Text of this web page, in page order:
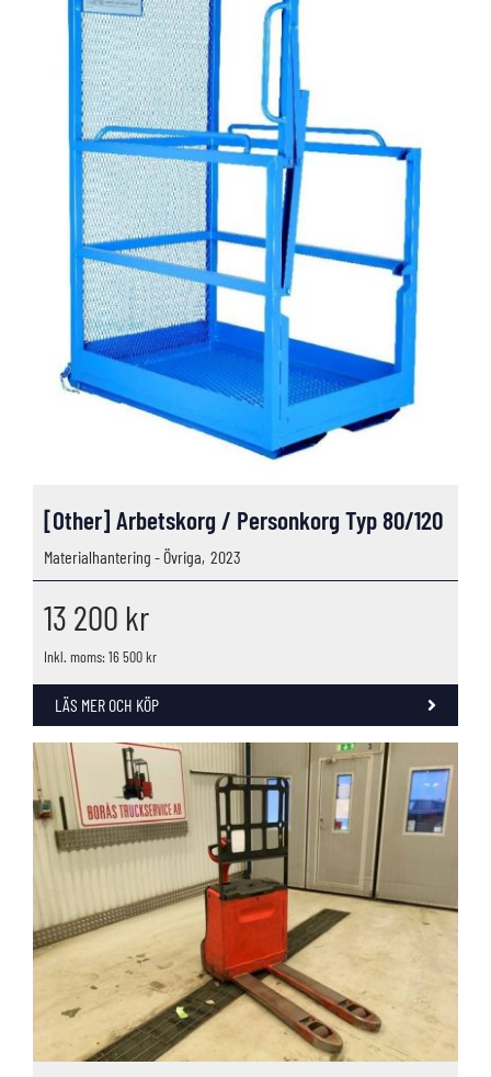
[Other] Arbetskorg / Personkorg Typ 80/120
Materialhantering - Övriga, 2023
13 200 kr
Inkl. moms: 16 500 kr
LÄS MER OCH KÖP